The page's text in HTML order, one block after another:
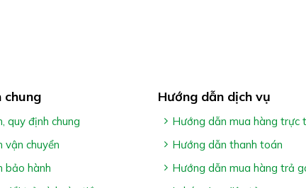
chung
quy định chung
vận chuyển
bảo hành
Hướng dẫn dịch vụ
Hướng dẫn mua hàng trực
Hướng dẫn thanh toán
Hướng dẫn mua hàng trả